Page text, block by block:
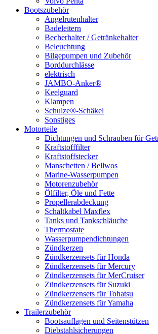
Bootszubehör
Angelrutenhalter
Badeleitern
Becherhalter / Getränkehalter
Beleuchtung
Bilgepumpen und Zubehör
Borddurchlässe
elektrisch
JAMBO-Anker®
Keelguard
Klampen
Schulze®-Schäkel
Sonstiges
Motorteile
Dichtungen und Schrauben für
Kraftstofffilter
Kraftstoffstecker
Manschetten / Bellwos
Marine-Wasserpumpen
Motorenzubehör
Ölfilter, Öle und Fette
Propellerabdeckung
Schaltkabel Maxflex
Tanks und Tankschläuche
Thermostate
Wasserpumpendichtungen
Zündkerzen
Zündkerzensets für Honda
Zündkerzensets für Mercury
Zündkerzensets für MerCruiser
Zündkerzensets für Suzuki
Zündkerzensets für Tohatsu
Zündkerzensets für Yamaha
Trailerzubehör
Bootsauflagen und Seitenstützen
Diebstahlsicherungen